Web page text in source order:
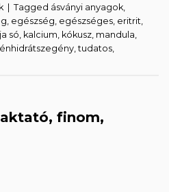
Tagged ásványi anyagok,
, egészség, egészséges, eritrit,
só, kalcium, kókusz, mandula,
,tudatos,
finom,